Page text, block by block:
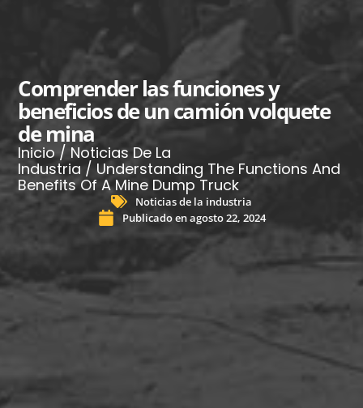
Comprender las funciones y
beneficios de un camión volquete
de mina
Inicio/ Noticias De La
Industria / Understanding The Functions And
Benefits Of A Mine Dump Truck
Noticias de la industria
Publicado enagosto 22, 2024